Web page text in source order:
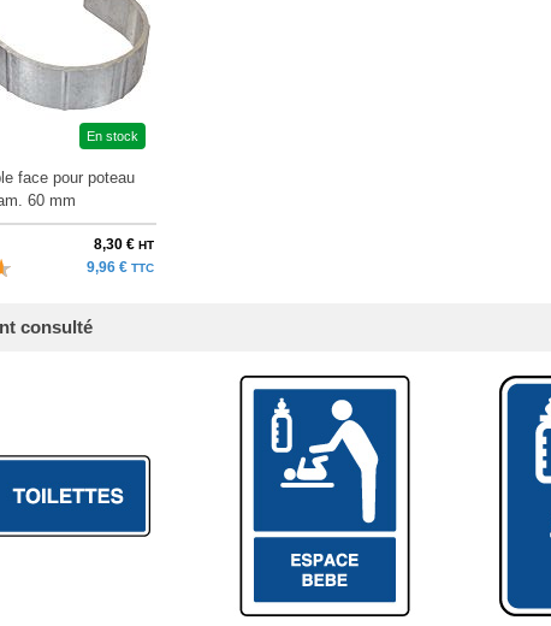
En stock
face pour poteau
60 mm
8,30 € HT
9,96 € TTC
consulté